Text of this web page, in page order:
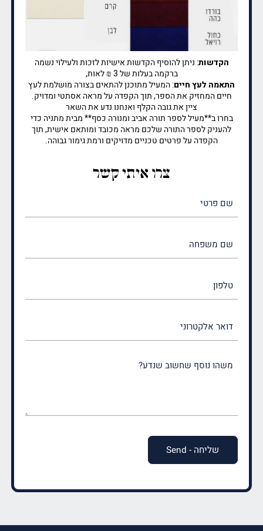
הקדשות: ניתן להוסיף הקדשות אישיות לזכות ולעילוי נשמה
ברקמה בעלות של 3 ₪ לאות,
התאמה לעץ חיים: המעיל מתוכנן להתאים בצורה מושלמת לעץ
חיים המחזיק את הספר, תוך הקפדה על מראה אסתטי ומדויק.
ציין את גובה הקלף ואנחנו נדע את השאר
בחרו ב**מעיל לספר תורה אביב ומנורה כסף** מבית מתניה כדי
להעניק לספר התורה שלכם מראה מכובד ומותאם אישית, תוך
הקפדה על פרטים טכניים מדויקים ורמת גימור גבוהה.
צרו איתי קשר
(חובה)
(חובה)